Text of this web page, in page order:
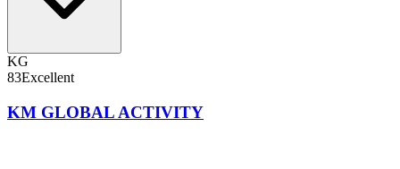
KG
83Excellent
KM GLOBAL ACTIVITY